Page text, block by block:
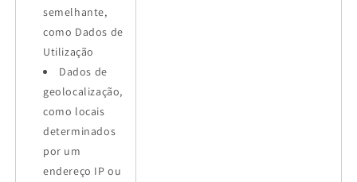
semelhante,
como Dados de
Utilização
Dados de
geolocalização,
como locais
determinados
por um
endereço IP ou